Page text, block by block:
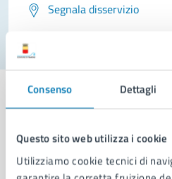
Consenso Dettagli
Questo sito web utilizza i cookie
Utilizziamo cookie tecnici di
Segnala disservizio
Comune di Napoli